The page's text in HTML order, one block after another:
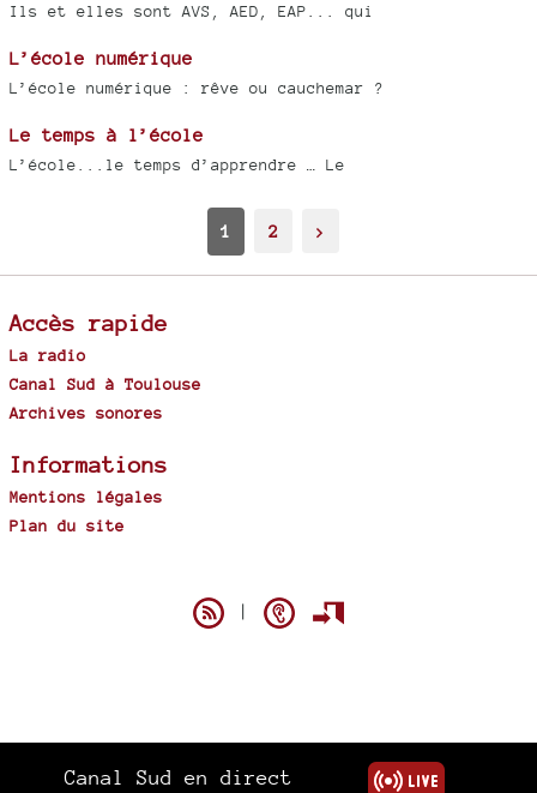
Ils et elles sont AVS, AED, EAP... qui
L’école numérique
L’école numérique : rêve ou cauchemar ?
Le temps à l’école
L’école...le temps d’apprendre … Le
1 2 >
Accès rapide
La radio
Canal Sud à Toulouse
Archives sonores
Informations
Mentions légales
Plan du site
|
Canal Sud en direct